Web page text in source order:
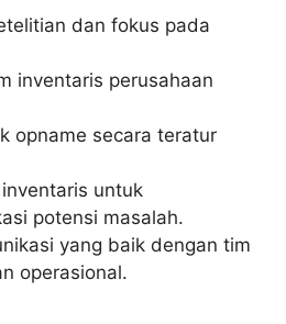
dan fokus pada
inventaris perusahaan
opname secara teratur
untuk
potensi masalah.
yang baik dengan tim
operasional.